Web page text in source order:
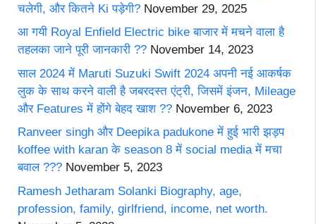
चलेगी, और कितने Ki पड़ेगी? November 29, 2025
आ गयी Royal Enfield Electric bike बाजार में मचने वाला है
तहलका जाने पूरी जानकारी ?? November 14, 2023
साल 2024 में Maruti Suzuki Swift 2024 अपनी नई आकर्षक
लुक के साथ करने वाली है जबरदस्त एंट्री, जिसमें इंजन, Mileage
और Features में होंगे बेहद खाश ?? November 6, 2023
Ranveer singh और Deepika padukone में हुई भारी झड़प
koffee with karan के season 8 में social media में मचा
बवाल ??? November 5, 2023
Ramesh Jetharam Solanki Biography, age,
profession, family, girlfriend, income, net worth.